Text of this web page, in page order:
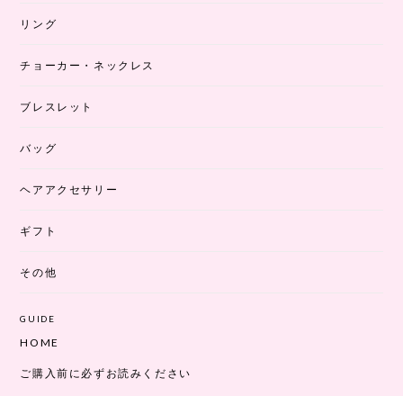
リング
チョーカー・ネックレス
ブレスレット
バッグ
ヘアアクセサリー
ギフト
その他
GUIDE
HOME
ご購入前に必ずお読みください